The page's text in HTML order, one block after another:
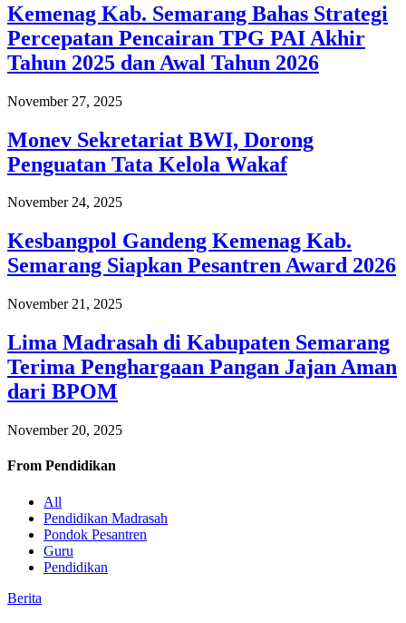
Kemenag Kab. Semarang Bahas Strategi
Percepatan Pencairan TPG PAI Akhir
Tahun 2025 dan Awal Tahun 2026
November 27, 2025
Monev Sekretariat BWI, Dorong
Penguatan Tata Kelola Wakaf
November 24, 2025
Kesbangpol Gandeng Kemenag Kab.
Semarang Siapkan Pesantren Award 2026
November 21, 2025
Lima Madrasah di Kabupaten Semarang
Terima Penghargaan Pangan Jajan Aman
dari BPOM
November 20, 2025
From Pendidikan
All
Pendidikan Madrasah
Pondok Pesantren
Guru
Pendidikan
Berita